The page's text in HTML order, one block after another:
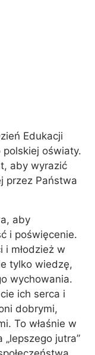
Edukacji
oświaty.
aby wyrazić
przez Państwa
aby
i poświęcenie.
młodzież w
tylko wiedzę,
wychowania.
ich serca i
dobrymi,
To właśnie w
jutra”